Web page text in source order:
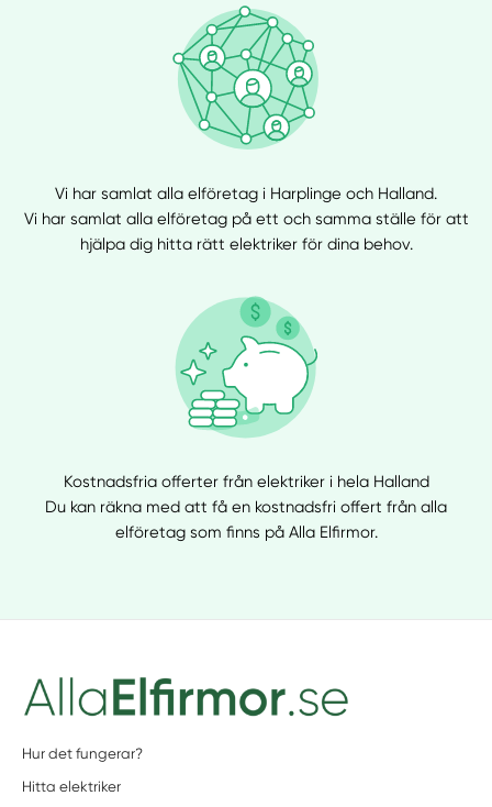
Vi har samlat alla elföretag i Harplinge och Halland.
Vi har samlat alla elföretag på ett och samma ställe för att
hjälpa dig hitta rätt elektriker för dina behov.
Kostnadsfria offerter från elektriker i hela Halland
Du kan räkna med att få en kostnadsfri offert från alla
elföretag som finns på Alla Elfirmor.
Hur det fungerar?
Hitta elektriker